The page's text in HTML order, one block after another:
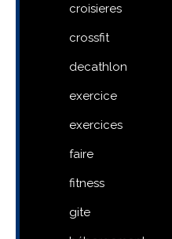
croisieres
crossfit
decathlon
exercice
exercices
faire
fitness
gite